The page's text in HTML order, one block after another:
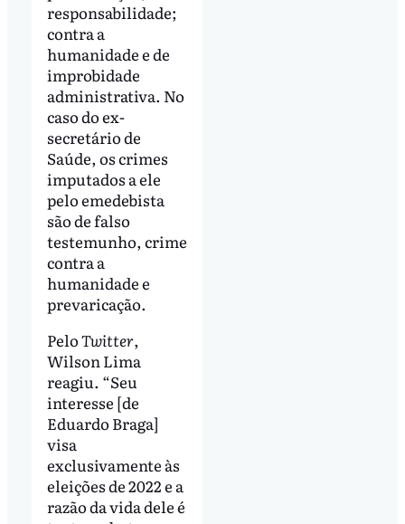
responsabilidade;
contra a
humanidade e de
improbidade
administrativa. No
caso do ex-
secretário de
Saúde, os crimes
imputados a ele
pelo emedebista
são de falso
testemunho, crime
contra a
humanidade e
prevaricação.
PeloTwitter,
Wilson Lima
reagiu. “Seu
interesse [de
Eduardo Braga]
visa
exclusivamente às
eleições de 2022 e a
razão da vida dele é